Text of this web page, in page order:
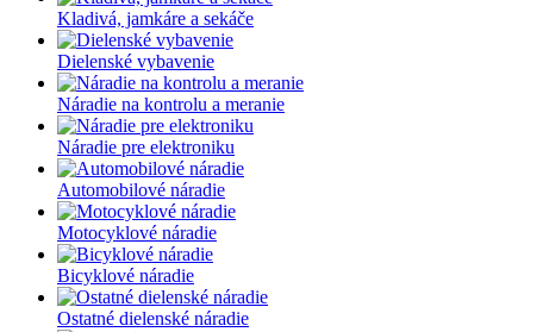
Kladivá, jamkáre a sekáče
Dielenské vybavenie
Náradie na kontrolu a meranie
Náradie pre elektroniku
Automobilové náradie
Motocyklové náradie
Bicyklové náradie
Ostatné dielenské náradie